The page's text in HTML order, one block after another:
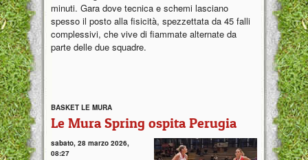
minuti. Gara dove tecnica e schemi lasciano
spesso il posto alla fisicità, spezzettata da 45 falli
complessivi, che vive di fiammate alternate da
parte delle due squadre.
BASKET LE MURA
Le Mura Spring ospita Perugia
sabato, 28 marzo 2026,
08:27